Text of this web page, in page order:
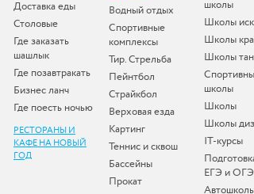
Доставка еды
Столовые
Где заказать
шашлык
Где позавтракать
Бизнес ланч
Где поесть ночью
РЕСТОРАНЫ И
КАФЕ НА НОВЫЙ
ГОД
Водный отдых
Спортивные
комплексы
Тир. Стрельба
Пейнтбол
Страйкбол
Верховая езда
Картинг
Теннис и сквош
Бассейны
Прокат
школы
Школы
Школы
Школы
школы
Школы
Школы
IT-курсы
ЕГЭ и ОГЭ